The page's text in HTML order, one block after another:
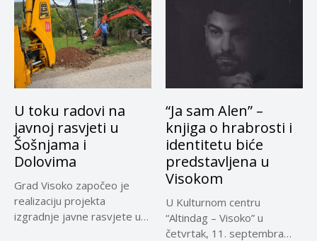
U toku radovi na
javnoj rasvjeti u
Šošnjama i
Dolovima
Grad Visoko započeo je
realizaciju projekta
izgradnje javne rasvjete u
“Ja sam Alen” –
knjiga o hrabrosti i
identitetu biće
predstavljena u
Visokom
U Kulturnom centru
“Altindag – Visoko” u
četvrtak, 11. septembra